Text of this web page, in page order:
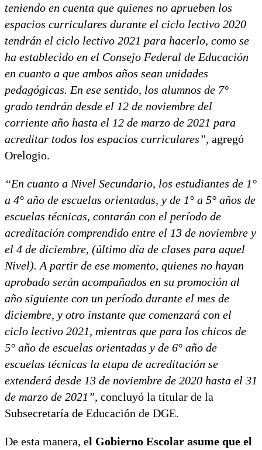
teniendo en cuenta que quienes no aprueben los
espacios curriculares durante el ciclo lectivo 2020
tendrán el ciclo lectivo 2021 para hacerlo, como se
ha establecido en el Consejo Federal de Educación
en cuanto a que ambos años sean unidades
pedagógicas. En ese sentido, los alumnos de 7°
grado tendrán desde el 12 de noviembre del
corriente año hasta el 12 de marzo de 2021 para
acreditar todos los espacios curriculares”, agregó
Orelogio.
“En cuanto a Nivel Secundario, los estudiantes de 1°
a 4° año de escuelas orientadas, y de 1° a 5° años de
escuelas técnicas, contarán con el período de
acreditación comprendido entre el 13 de noviembre y
el 4 de diciembre, (último día de clases para aquel
Nivel). A partir de ese momento, quienes no hayan
aprobado serán acompañados en su promoción al
año siguiente con un período durante el mes de
diciembre, y otro instante que comenzará con el
ciclo lectivo 2021, mientras que para los chicos de
5° año de escuelas orientadas y de 6° año de
escuelas técnicas la etapa de acreditación se
extenderá desde 13 de noviembre de 2020 hasta el 31
de marzo de 2021”, concluyó la titular de la
Subsecretaría de Educación de DGE.
De esta manera, el Gobierno Escolar asume que el